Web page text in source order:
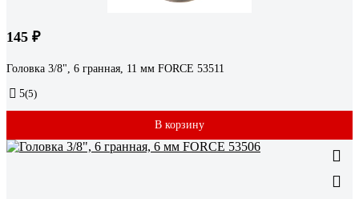
145 ₽
Головка 3/8", 6 гранная, 11 мм FORCE 53511
5(5)
В корзину